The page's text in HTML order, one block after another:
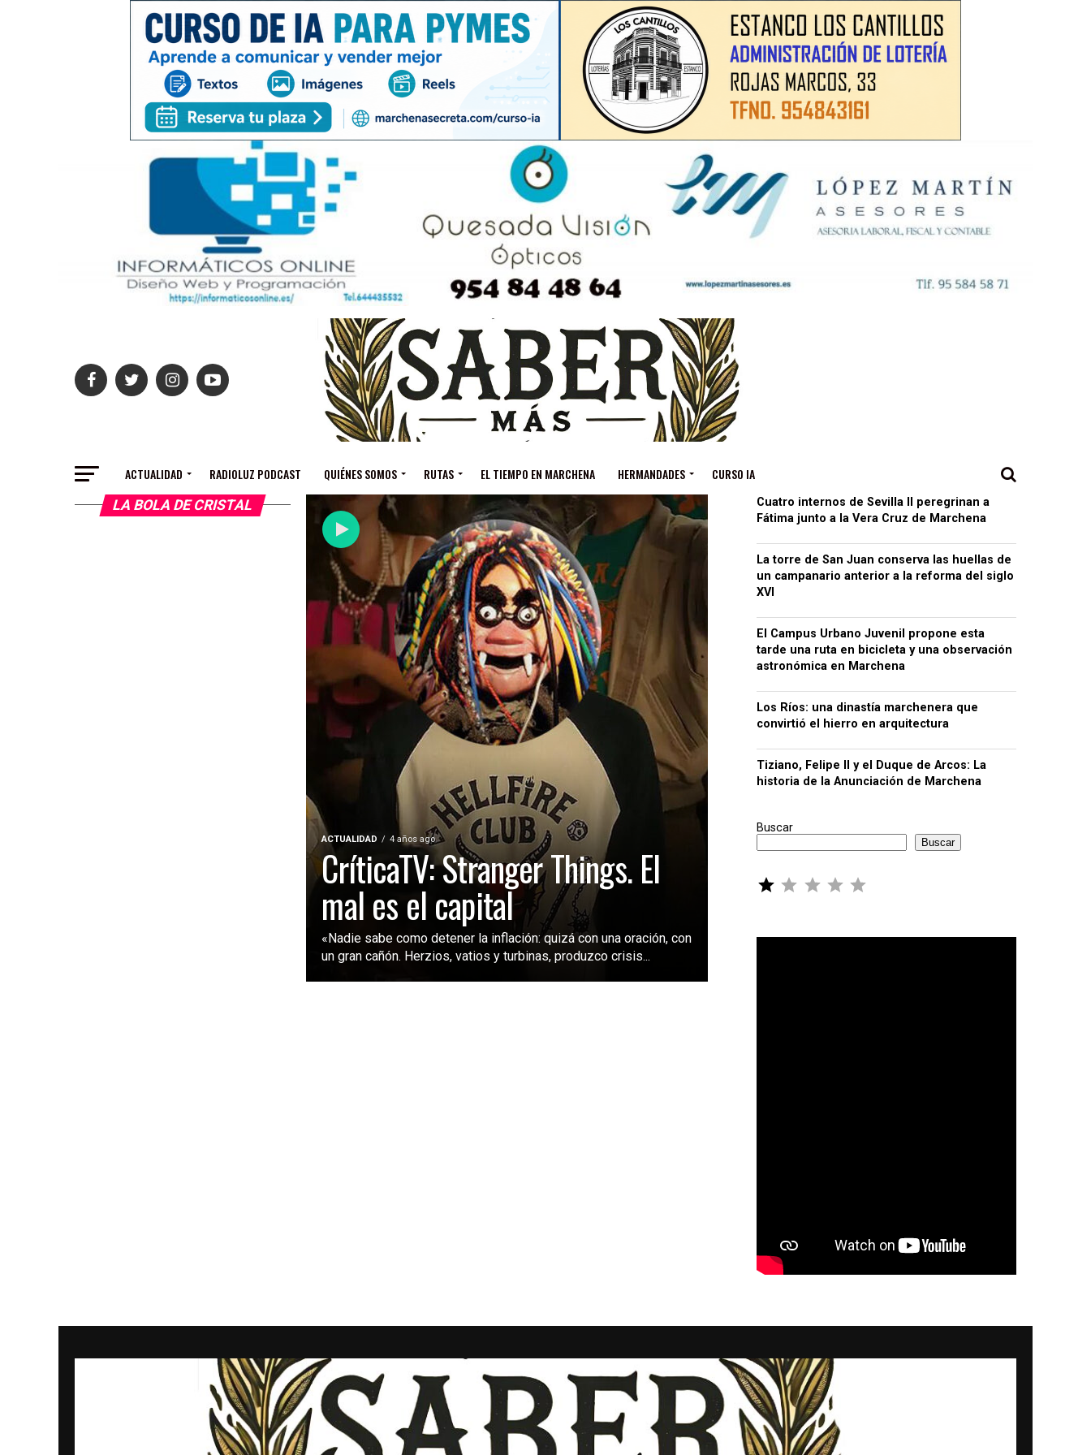
ACTUALIDAD RADIOLUZ PODCAST QUIÉNES SOMOS RUTAS EL TIEMPO EN MARCHENA HERMANDADES CURSO IA
ACTUALIDAD 4 años ago
CríticaTV: Stranger Things. El
mal es el capital
«Nadie sabe como detener la inflación: quizá con una oración, con
un gran cañón. Herzios, vatios y turbinas, produzco crisis...
LA BOLA DE CRISTAL
Cuatro internos de Sevilla II peregrinan a
Fátima junto a la Vera Cruz de Marchena
La torre de San Juan conserva las huellas de
un campanario anterior a la reforma del siglo
XVI
El Campus Urbano Juvenil propone esta
tarde una ruta en bicicleta y una observación
astronómica en Marchena
Los Ríos: una dinastía marchenera que
convirtió el hierro en arquitectura
Tiziano, Felipe II y el Duque de Arcos: La
historia de la Anunciación de Marchena
Buscar
Buscar